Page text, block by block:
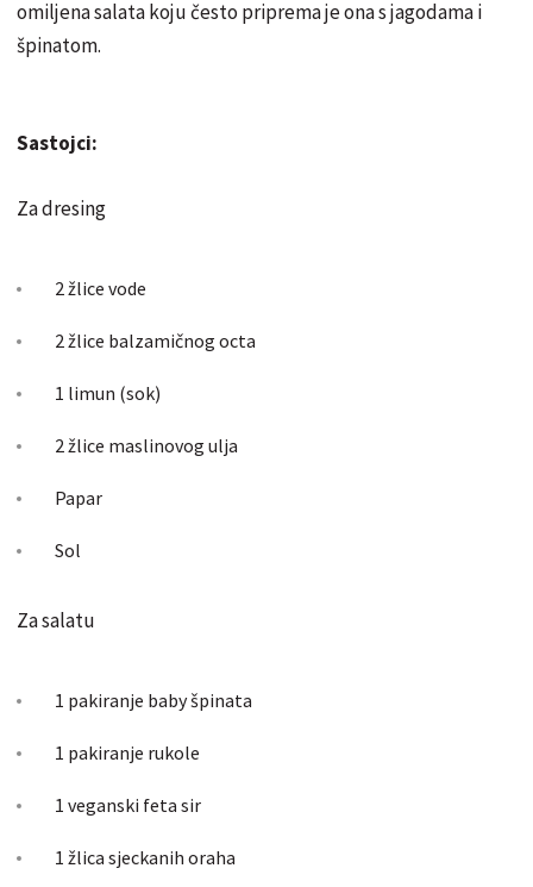
omiljena salata koju često priprema je ona s jagodama i
špinatom.
Sastojci:
Za dresing
2 žlice vode
2 žlice balzamičnog octa
1 limun (sok)
2 žlice maslinovog ulja
Papar
Sol
Za salatu
1 pakiranje baby špinata
1 pakiranje rukole
1 veganski feta sir
1 žlica sjeckanih oraha